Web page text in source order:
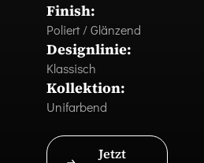
Finish:
Poliert / Glänzend
Designlinie:
Klassisch
Kollektion:
Unifarbend
Jetzt